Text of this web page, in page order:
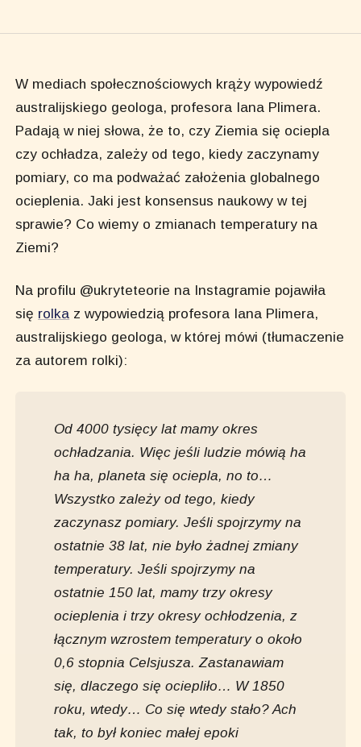
W mediach społecznościowych krąży wypowiedź
australijskiego geologa, profesora Iana Plimera.
Padają w niej słowa, że to, czy Ziemia się ociepla
czy ochładza, zależy od tego, kiedy zaczynamy
pomiary, co ma podważać założenia globalnego
ocieplenia. Jaki jest konsensus naukowy w tej
sprawie? Co wiemy o zmianach temperatury na
Ziemi?
Na profilu @ukryteteorie na Instagramie pojawiła
się rolka z wypowiedzią profesora Iana Plimera,
australijskiego geologa, w której mówi (tłumaczenie
za autorem rolki):
Od 4000 tysięcy lat mamy okres
ochładzania. Więc jeśli ludzie mówią ha
ha ha, planeta się ociepla, no to…
Wszystko zależy od tego, kiedy
zaczynasz pomiary. Jeśli spojrzymy na
ostatnie 38 lat, nie było żadnej zmiany
temperatury. Jeśli spojrzymy na
ostatnie 150 lat, mamy trzy okresy
ocieplenia i trzy okresy ochłodzenia, z
łącznym wzrostem temperatury o około
0,6 stopnia Celsjusza. Zastanawiam
się, dlaczego się ociepliło… W 1850
roku, wtedy… Co się wtedy stało? Ach
tak, to był koniec małej epoki